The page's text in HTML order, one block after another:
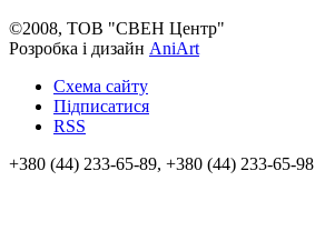
©2008, ТОВ "СВЕН Центр"
Розробка і дизайн AniArt
Схема сайту
Підписатися
RSS
+380 (44) 233-65-89, +380 (44) 233-65-98